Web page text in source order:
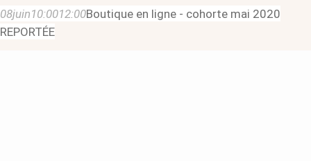
08juin10:0012:00Boutique en ligne - cohorte mai 2020
REPORTÉE